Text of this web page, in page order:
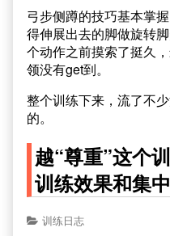
弓步侧蹲的技巧基本掌
得伸展出去的脚做旋转
个动作之前摸索了挺久
领没有get到。
整个训练下来，流了不
的。
越“尊重”这个
训练效果和集
训练日志